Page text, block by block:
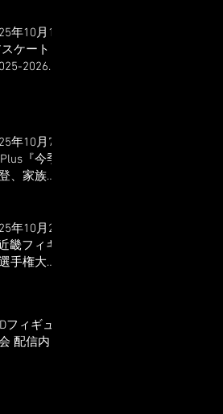
年10月16
ケート
2026
年10月7
『今季
、家族や
に来
年10月2
畿フィギ
手権大会
フィギュ
配信内